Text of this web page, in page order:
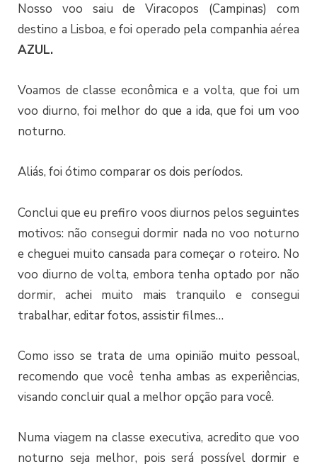
Nosso voo saiu de Viracopos (Campinas) com
destino a Lisboa, e foi operado pela companhia aérea
AZUL.
Voamos de classe econômica e a volta, que foi um
voo diurno, foi melhor do que a ida, que foi um voo
noturno.
Aliás, foi ótimo comparar os dois períodos.
Conclui que eu prefiro voos diurnos pelos seguintes
motivos: não consegui dormir nada no voo noturno
e cheguei muito cansada para começar o roteiro. No
voo diurno de volta, embora tenha optado por não
dormir, achei muito mais tranquilo e consegui
trabalhar, editar fotos, assistir filmes…
Como isso se trata de uma opinião muito pessoal,
recomendo que você tenha ambas as experiências,
visando concluir qual a melhor opção para você.
Numa viagem na classe executiva, acredito que voo
noturno seja melhor, pois será possível dormir e